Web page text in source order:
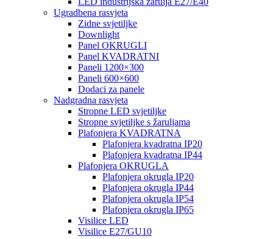
Ugradbena rasvjeta
Zidne svjetiljke
Downlight
Panel OKRUGLI
Panel KVADRATNI
Paneli 1200×300
Paneli 600×600
Dodaci za panele
Nadgradna rasvjeta
Stropne LED svjetiljke
Stropne svjetiljke s žaruljama
Plafonjera KVADRATNA
Plafonjera kvadratna IP20
Plafonjera kvadratna IP44
Plafonjera OKRUGLA
Plafonjera okrugla IP20
Plafonjera okrugla IP44
Plafonjera okrugla IP54
Plafonjera okrugla IP65
Visilice LED
Visilice E27/GU10